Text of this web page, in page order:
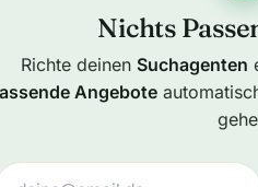
Nichts
Richte deinen Suchagenten
Angebote